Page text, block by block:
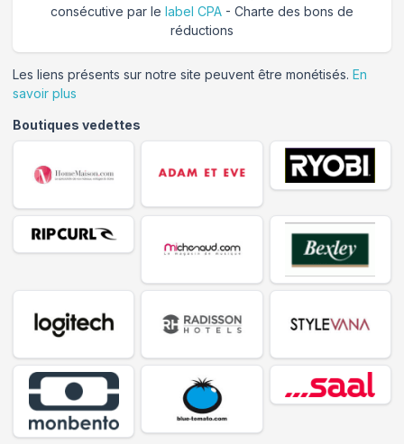
consécutive par le label CPA - Charte des bons de
réductions
Les liens présents sur notre site peuvent être monétisés. En
savoir plus
Boutiques vedettes